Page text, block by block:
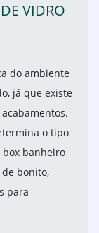
VIDRO
do ambiente
já que existe
o tipo
banheiro
de bonito,
para